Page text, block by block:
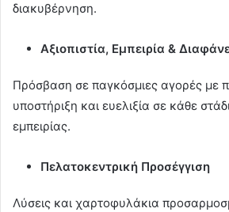
διακυβέρνηση.
Αξιοπιστία, Εμπειρία &
Πρόσβαση σε παγκόσμιες αγορές με
υποστήριξη και ευελιξία σε κάθε
εμπειρίας.
Πελατοκεντρική Προσέγγιση
Λύσεις και χαρτοφυλάκια